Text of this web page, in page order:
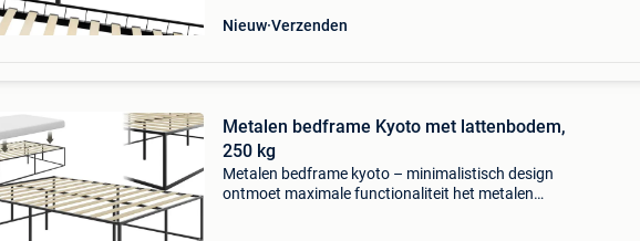
Nieuw Verzenden
Metalen bedframe Kyoto met lattenbodem,
250 kg
Metalen bedframe kyoto – minimalistisch design
ontmoet maximale functionaliteit het metalen